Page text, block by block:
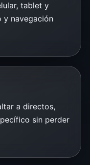
tablet y
y navegación
a directos,
sin perder